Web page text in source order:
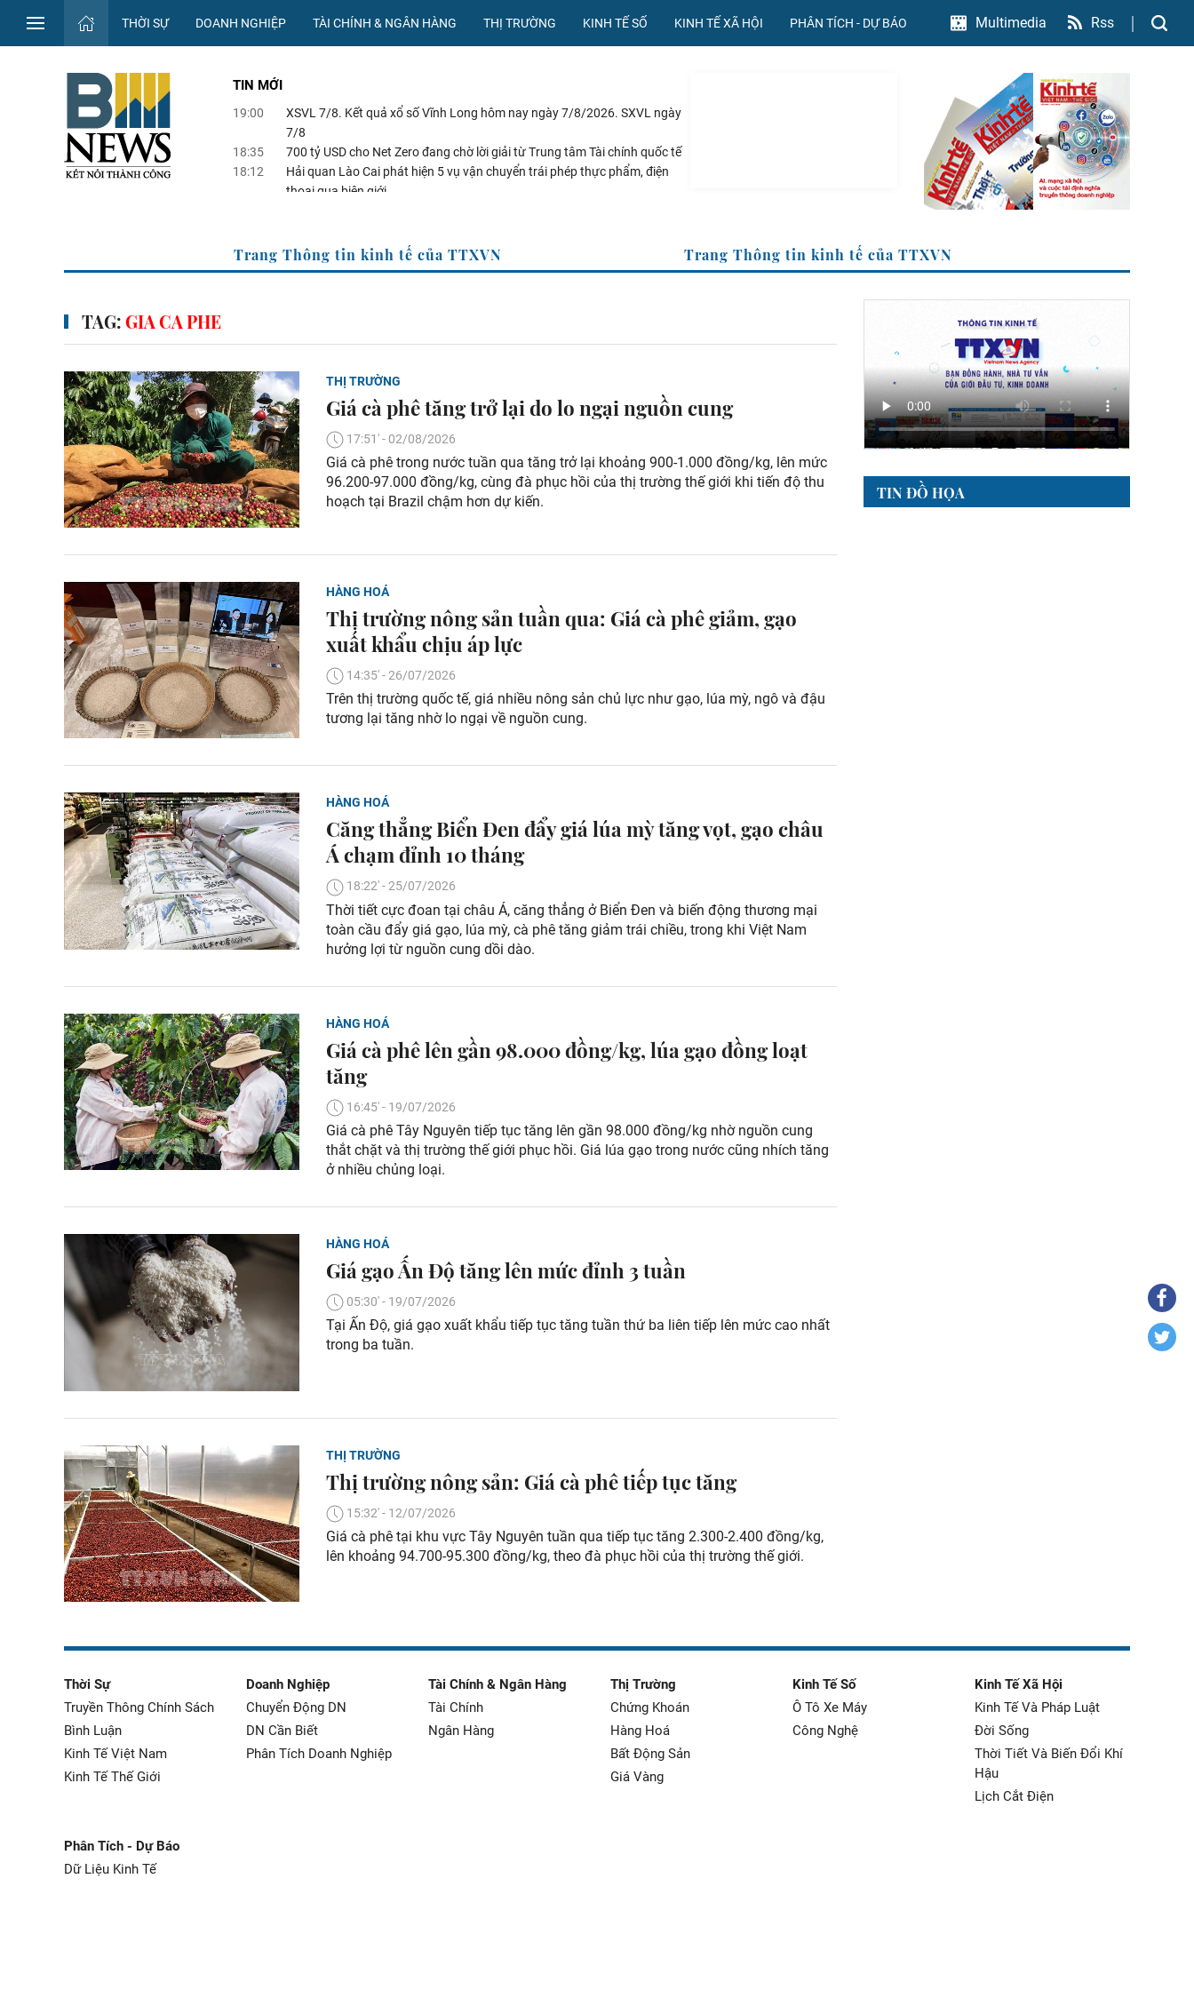
THỜI SỰ DOANH NGHIỆP TÀI CHÍNH & NGÂN HÀNG THỊ TRƯỜNG KINH TẾ SỐ KINH TẾ XÃ HỘI PHÂN TÍCH - DỰ BÁO Multimedia Rss
TIN MỚI
19:00
XSVL 7/8. Kết quả xổ số Vĩnh Long hôm nay ngày 7/8/2026. SXVL ngày
7/8
18:35
700 tỷ USD cho Net Zero đang chờ lời giải từ Trung tâm Tài chính quốc tế
18:12
Hải quan Lào Cai phát hiện 5 vụ vận chuyển trái phép thực phẩm, điện
thoại qua biên giới
Trang Thông tin kinh tế của TTXVN Trang Thông tin kinh tế của TTXVN
TAG:GIA CA PHE
THỊ TRƯỜNG
Giá cà phê tăng trở lại do lo ngại nguồn cung
17:51' - 02/08/2026
Giá cà phê trong nước tuần qua tăng trở lại khoảng 900-1.000 đồng/kg, lên mức
96.200-97.000 đồng/kg, cùng đà phục hồi của thị trường thế giới khi tiến độ thu
hoạch tại Brazil chậm hơn dự kiến.
HÀNG HOÁ
Thị trường nông sản tuần qua: Giá cà phê giảm, gạo
xuất khẩu chịu áp lực
14:35' - 26/07/2026
Trên thị trường quốc tế, giá nhiều nông sản chủ lực như gạo, lúa mỳ, ngô và đậu
tương lại tăng nhờ lo ngại về nguồn cung.
HÀNG HOÁ
Căng thẳng Biển Đen đẩy giá lúa mỳ tăng vọt, gạo châu
Á chạm đỉnh 10 tháng
18:22' - 25/07/2026
Thời tiết cực đoan tại châu Á, căng thẳng ở Biển Đen và biến động thương mại
toàn cầu đẩy giá gạo, lúa mỳ, cà phê tăng giảm trái chiều, trong khi Việt Nam
hưởng lợi từ nguồn cung dồi dào.
HÀNG HOÁ
Giá cà phê lên gần 98.000 đồng/kg, lúa gạo đồng loạt
tăng
16:45' - 19/07/2026
Giá cà phê Tây Nguyên tiếp tục tăng lên gần 98.000 đồng/kg nhờ nguồn cung
thắt chặt và thị trường thế giới phục hồi. Giá lúa gạo trong nước cũng nhích tăng
ở nhiều chủng loại.
HÀNG HOÁ
Giá gạo Ấn Độ tăng lên mức đỉnh 3 tuần
05:30' - 19/07/2026
Tại Ấn Độ, giá gạo xuất khẩu tiếp tục tăng tuần thứ ba liên tiếp lên mức cao nhất
trong ba tuần.
THỊ TRƯỜNG
Thị trường nông sản: Giá cà phê tiếp tục tăng
15:32' - 12/07/2026
Giá cà phê tại khu vực Tây Nguyên tuần qua tiếp tục tăng 2.300-2.400 đồng/kg,
lên khoảng 94.700-95.300 đồng/kg, theo đà phục hồi của thị trường thế giới.
TIN ĐỒ HỌA
Thời Sự
Truyền Thông Chính Sách
Bình Luận
Kinh Tế Việt Nam
Kinh Tế Thế Giới
Doanh Nghiệp
Chuyển Động DN
DN Cần Biết
Phân Tích Doanh Nghiệp
Tài Chính & Ngân Hàng
Tài Chính
Ngân Hàng
Thị Trường
Chứng Khoán
Hàng Hoá
Bất Động Sản
Giá Vàng
Kinh Tế Số
Ô Tô Xe Máy
Công Nghệ
Kinh Tế Xã Hội
Kinh Tế Và Pháp Luật
Đời Sống
Thời Tiết Và Biến Đổi Khí
Hậu
Lịch Cắt Điện
Phân Tích - Dự Báo
Dữ Liệu Kinh Tế